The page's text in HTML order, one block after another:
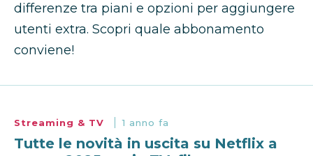
differenze tra piani e opzioni per aggiungere
utenti extra. Scopri quale abbonamento
conviene!
Streaming & TV 1 anno fa
Tutte le novità in uscita su Netflix a